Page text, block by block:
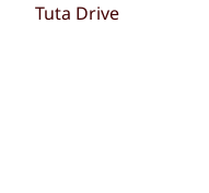
Tuta Drive